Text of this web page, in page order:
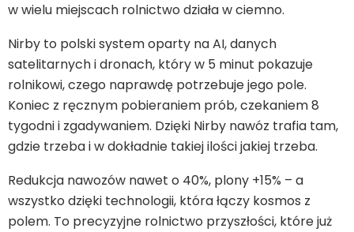
w wielu miejscach rolnictwo działa w ciemno.
Nirby to polski system oparty na AI, danych
satelitarnych i dronach, który w 5 minut pokazuje
rolnikowi, czego naprawdę potrzebuje jego pole.
Koniec z ręcznym pobieraniem prób, czekaniem 8
tygodni i zgadywaniem. Dzięki Nirby nawóz trafia tam,
gdzie trzeba i w dokładnie takiej ilości jakiej trzeba.
Redukcja nawozów nawet o 40%, plony +15% – a
wszystko dzięki technologii, która łączy kosmos z
polem. To precyzyjne rolnictwo przyszłości, które już